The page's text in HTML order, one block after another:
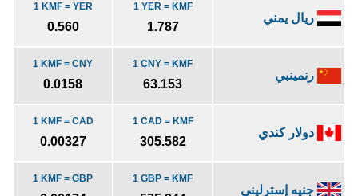
ريال يمني
1 YER = KMF
1.787
1 KMF = YER
0.560
رنمينبي
1 CNY = KMF
63.153
1 KMF = CNY
0.0158
دولار كندي
1 CAD = KMF
305.582
1 KMF = CAD
0.00327
جنيه إسترليني
1 GBP = KMF
1 KMF = GBP